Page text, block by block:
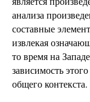
анализа
составные
извлекая
то время на
зависимость
общего контекста.